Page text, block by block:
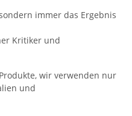
immer das Ergebnis
Kritiker und
wir verwenden nur
und